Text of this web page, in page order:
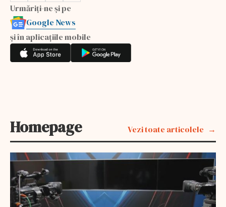
Urmăriți-ne și pe
Google News
și în aplicațiile mobile
Homepage Vezi toate articolele
EXCLUSIV